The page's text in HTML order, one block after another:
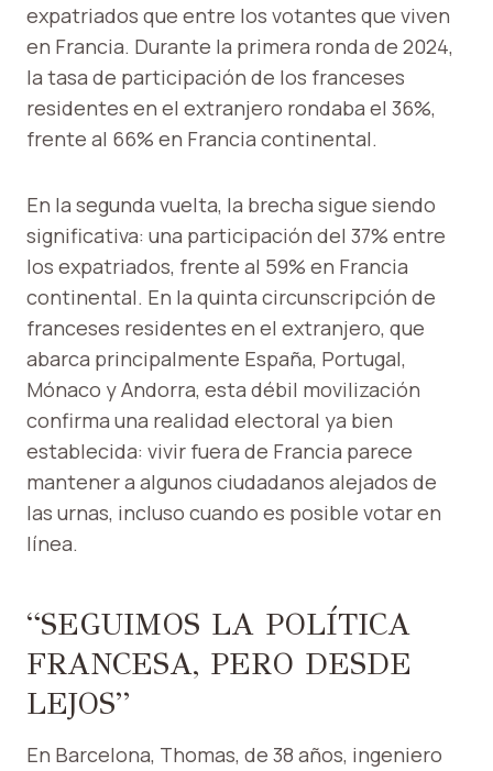
expatriados que entre los votantes que viven
en Francia. Durante la primera ronda de 2024,
la tasa de participación de los franceses
residentes en el extranjero rondaba el 36%,
frente al 66% en Francia continental.
En la segunda vuelta, la brecha sigue siendo
significativa: una participación del 37% entre
los expatriados, frente al 59% en Francia
continental. En la quinta circunscripción de
franceses residentes en el extranjero, que
abarca principalmente España, Portugal,
Mónaco y Andorra, esta débil movilización
confirma una realidad electoral ya bien
establecida: vivir fuera de Francia parece
mantener a algunos ciudadanos alejados de
las urnas, incluso cuando es posible votar en
línea.
“SEGUIMOS LA POLÍTICA
FRANCESA, PERO DESDE
LEJOS”
En Barcelona, ​​Thomas, de 38 años, ingeniero